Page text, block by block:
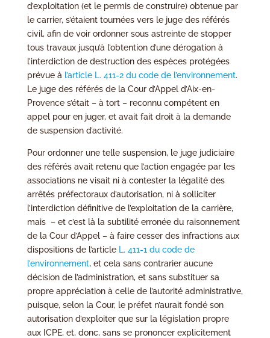
d’exploitation (et le permis de construire) obtenue par
le carrier, s’étaient tournées vers le juge des référés
civil, afin de voir ordonner sous astreinte de stopper
tous travaux jusqu’à l’obtention d’une dérogation à
l’interdiction de destruction des espèces protégées
prévue à l’article L. 411-2 du code de l’environnement.
Le juge des référés de la Cour d’Appel d’Aix-en-
Provence s’était – à tort – reconnu compétent en
appel pour en juger, et avait fait droit à la demande
de suspension d’activité.
Pour ordonner une telle suspension, le juge judiciaire
des référés avait retenu que l’action engagée par les
associations ne visait ni à contester la légalité des
arrêtés préfectoraux d’autorisation, ni à solliciter
l’interdiction définitive de l’exploitation de la carrière,
mais – et c’est là la subtilité erronée du raisonnement
de la Cour d’Appel – à faire cesser des infractions aux
dispositions de l’article L. 411-1 du code de
l’environnement, et cela sans contrarier aucune
décision de l’administration, et sans substituer sa
propre appréciation à celle de l’autorité administrative,
puisque, selon la Cour, le préfet n’aurait fondé son
autorisation d’exploiter que sur la législation propre
aux ICPE, et, donc, sans se prononcer explicitement